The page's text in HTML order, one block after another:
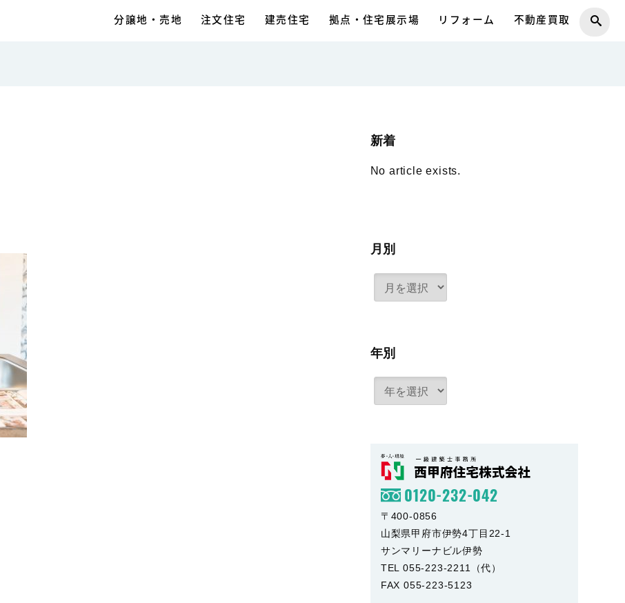
分譲地・売地 注文住宅 建売住宅 拠点・住宅展示場 リフォーム 不動産買取
新着
No article exists.
月別
年別
0120-232-042
〒400-0856
山梨県甲府市伊勢4丁目22-1
サンマリーナビル伊勢
TEL 055-223-2211（代）
FAX 055-223-5123